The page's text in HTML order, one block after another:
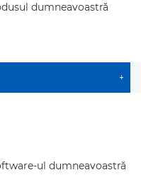
dumneavoastră
+
ul dumneavoastră